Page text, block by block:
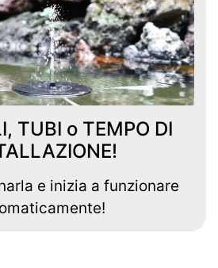
TUBI o TEMPO DI
e inizia a funzionare